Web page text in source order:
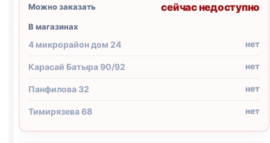
Можно заказать сейчас недоступно
В магазинах
4 микрорайон дом 24 нет
Карасай Батыра 90/92 нет
Панфилова 32 нет
Тимирязева 68 нет